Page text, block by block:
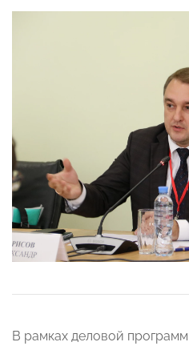
В рамках деловой